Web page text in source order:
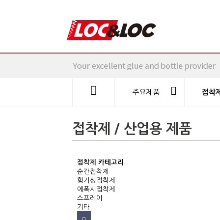
주요제품 접착
접착제 / 산업용 제품
접착제 카테고리
순간접착제
혐기성접착제
에폭시접착제
스프레이
기타